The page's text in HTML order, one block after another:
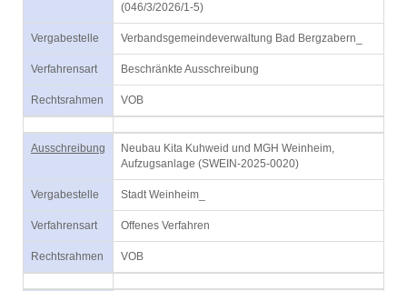
(046/3/2026/1-5)
Vergabestelle Verbandsgemeindeverwaltung Bad Bergzabern_
Verfahrensart Beschränkte Ausschreibung
Rechtsrahmen VOB
Ausschreibung
Neubau Kita Kuhweid und MGH Weinheim,
Aufzugsanlage (SWEIN-2025-0020)
Vergabestelle Stadt Weinheim_
Verfahrensart Offenes Verfahren
Rechtsrahmen VOB